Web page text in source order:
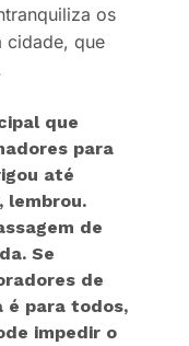
os
cidade, que
que
para
até
lembrou.
de
Se
de
é para todos,
impedir o